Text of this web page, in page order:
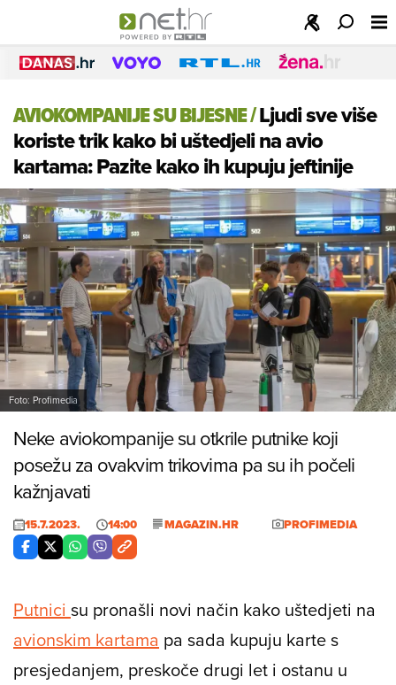
AVIOKOMPANIJE SU BIJESNE/Ljudi sve više
koriste trik kako bi uštedjeli na avio
kartama: Pazite kako ih kupuju jeftinije
Foto: Profimedia
Neke aviokompanije su otkrile putnike koji
posežu za ovakvim trikovima pa su ih počeli
kažnjavati
15.7.2023. 14:00 MAGAZIN.HR PROFIMEDIA
Putnici su pronašli novi način kako uštedjeti na
avionskim kartama pa sada kupuju karte s
presjedanjem, preskoče drugi let i ostanu u